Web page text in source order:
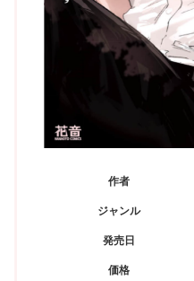
作者
ジャンル
発売日
価格